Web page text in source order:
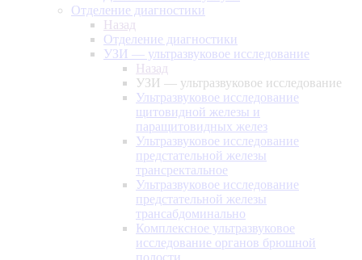
Отделение диагностики
Назад
Отделение диагностики
УЗИ — ультразвуковое исследование
Назад
УЗИ — ультразвуковое исследование
Ультразвуковое исследование
щитовидной железы и
паращитовидных желез
Ультразвуковое исследование
предстательной железы
трансректальное
Ультразвуковое исследование
предстательной железы
трансабдоминально
Комплексное ультразвуковое
исследование органов брюшной
полости